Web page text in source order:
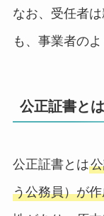
なお、受任者
も、事業者の
公正証書と
公正証書とは
う公務員）が